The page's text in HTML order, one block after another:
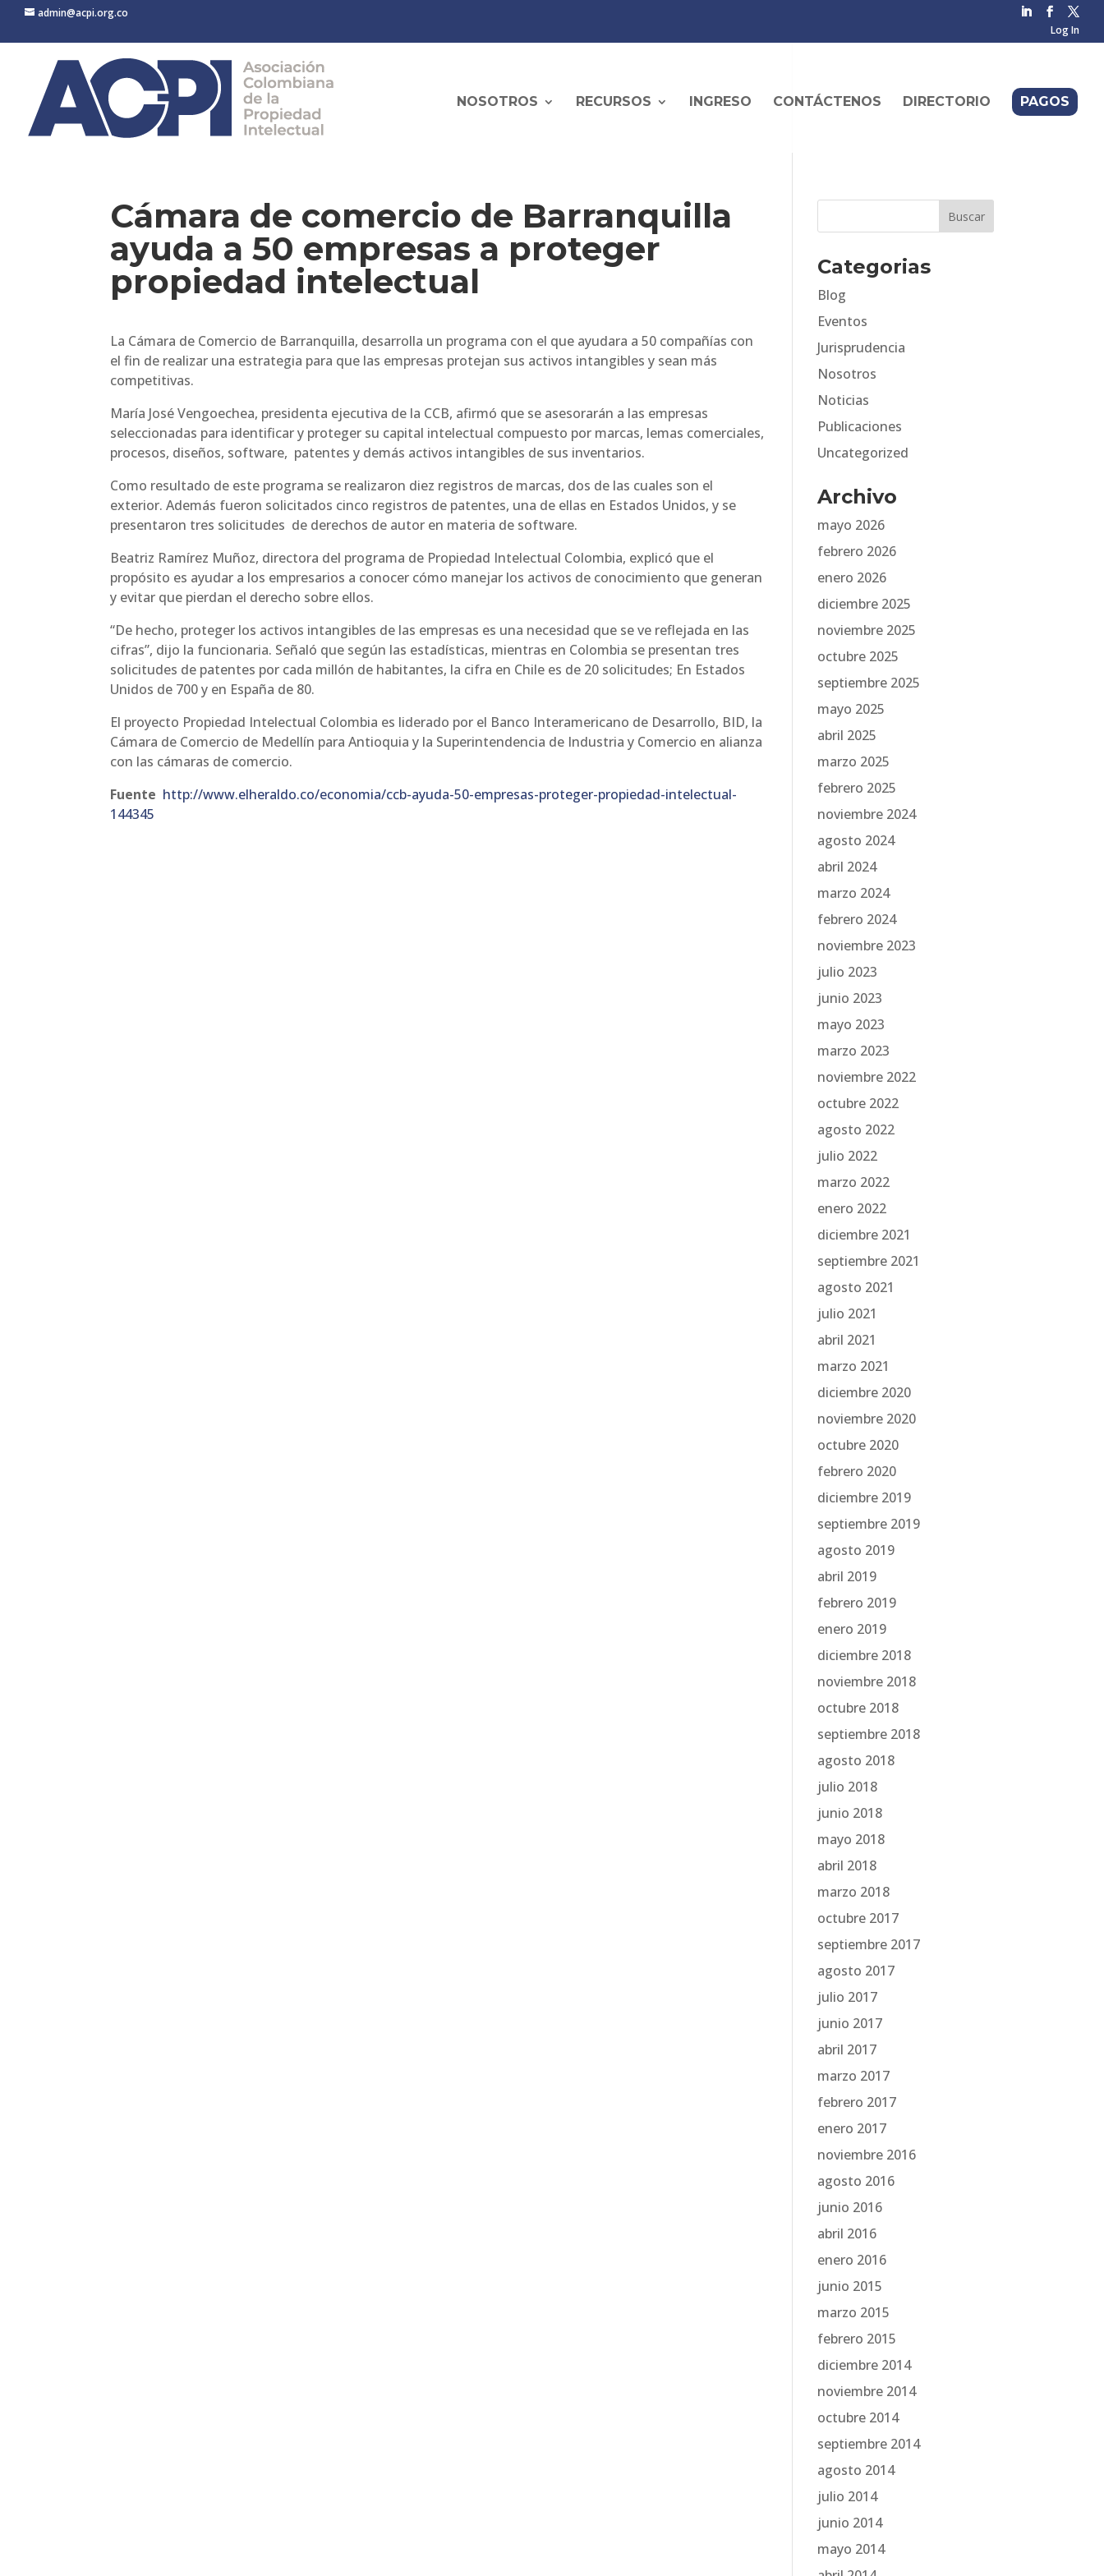
admin@acpi.org.co
Log In
NOSOTROS RECURSOS INGRESO CONTÁCTENOS DIRECTORIO PAGOS
Cámara de comercio de Barranquilla
ayuda a 50 empresas a proteger
propiedad intelectual
La Cámara de Comercio de Barranquilla, desarrolla un programa con el que ayudara a 50 compañías con
el fin de realizar una estrategia para que las empresas protejan sus activos intangibles y sean más
competitivas.
María José Vengoechea, presidenta ejecutiva de la CCB, afirmó que se asesorarán a las empresas
seleccionadas para identificar y proteger su capital intelectual compuesto por marcas, lemas comerciales,
procesos, diseños, software, patentes y demás activos intangibles de sus inventarios.
Como resultado de este programa se realizaron diez registros de marcas, dos de las cuales son el
exterior. Además fueron solicitados cinco registros de patentes, una de ellas en Estados Unidos, y se
presentaron tres solicitudes de derechos de autor en materia de software.
Beatriz Ramírez Muñoz, directora del programa de Propiedad Intelectual Colombia, explicó que el
propósito es ayudar a los empresarios a conocer cómo manejar los activos de conocimiento que generan
y evitar que pierdan el derecho sobre ellos.
“De hecho, proteger los activos intangibles de las empresas es una necesidad que se ve reflejada en las
cifras”, dijo la funcionaria. Señaló que según las estadísticas, mientras en Colombia se presentan tres
solicitudes de patentes por cada millón de habitantes, la cifra en Chile es de 20 solicitudes; En Estados
Unidos de 700 y en España de 80.
El proyecto Propiedad Intelectual Colombia es liderado por el Banco Interamericano de Desarrollo, BID, la
Cámara de Comercio de Medellín para Antioquia y la Superintendencia de Industria y Comercio en alianza
con las cámaras de comercio.
Fuente http://www.elheraldo.co/economia/ccb-ayuda-50-empresas-proteger-propiedad-intelectual-
144345
Categorias
Blog
Eventos
Jurisprudencia
Nosotros
Noticias
Publicaciones
Uncategorized
Archivo
mayo 2026
febrero 2026
enero 2026
diciembre 2025
noviembre 2025
octubre 2025
septiembre 2025
mayo 2025
abril 2025
marzo 2025
febrero 2025
noviembre 2024
agosto 2024
abril 2024
marzo 2024
febrero 2024
noviembre 2023
julio 2023
junio 2023
mayo 2023
marzo 2023
noviembre 2022
octubre 2022
agosto 2022
julio 2022
marzo 2022
enero 2022
diciembre 2021
septiembre 2021
agosto 2021
julio 2021
abril 2021
marzo 2021
diciembre 2020
noviembre 2020
octubre 2020
febrero 2020
diciembre 2019
septiembre 2019
agosto 2019
abril 2019
febrero 2019
enero 2019
diciembre 2018
noviembre 2018
octubre 2018
septiembre 2018
agosto 2018
julio 2018
junio 2018
mayo 2018
abril 2018
marzo 2018
octubre 2017
septiembre 2017
agosto 2017
julio 2017
junio 2017
abril 2017
marzo 2017
febrero 2017
enero 2017
noviembre 2016
agosto 2016
junio 2016
abril 2016
enero 2016
junio 2015
marzo 2015
febrero 2015
diciembre 2014
noviembre 2014
octubre 2014
septiembre 2014
agosto 2014
julio 2014
junio 2014
mayo 2014